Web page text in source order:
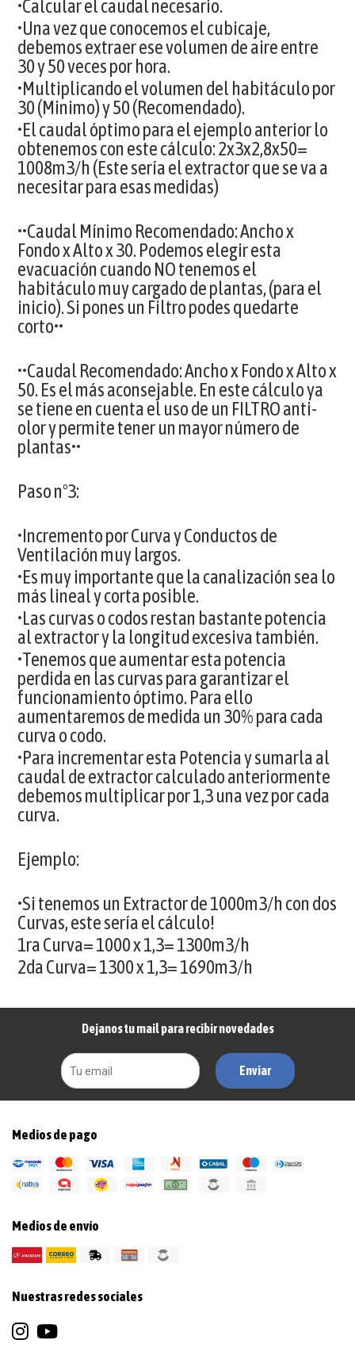
•Calcular el caudal necesario.
•Una vez que conocemos el cubicaje,
debemos extraer ese volumen de aire entre
30 y 50 veces por hora.
•Multiplicando el volumen del habitáculo por
30 (Minimo) y 50 (Recomendado).
•El caudal óptimo para el ejemplo anterior lo
obtenemos con este cálculo: 2x3x2,8x50=
1008m3/h (Este sería el extractor que se va a
necesitar para esas medidas)
••Caudal Mínimo Recomendado: Ancho x
Fondo x Alto x 30. Podemos elegir esta
evacuación cuando NO tenemos el
habitáculo muy cargado de plantas, (para el
inicio). Si pones un Filtro podes quedarte
corto••
••Caudal Recomendado: Ancho x Fondo x Alto x
50. Es el más aconsejable. En este cálculo ya
se tiene en cuenta el uso de un FILTRO anti-
olor y permite tener un mayor número de
plantas••
Paso nº3:
•Incremento por Curva y Conductos de
Ventilación muy largos.
•Es muy importante que la canalización sea lo
más lineal y corta posible.
•Las curvas o codos restan bastante potencia
al extractor y la longitud excesiva también.
•Tenemos que aumentar esta potencia
perdida en las curvas para garantizar el
funcionamiento óptimo. Para ello
aumentaremos de medida un 30% para cada
curva o codo.
•Para incrementar esta Potencia y sumarla al
caudal de extractor calculado anteriormente
debemos multiplicar por 1,3 una vez por cada
curva.
Ejemplo:
•Si tenemos un Extractor de 1000m3/h con dos
Curvas, este sería el cálculo!
1ra Curva= 1000 x 1,3= 1300m3/h
2da Curva= 1300 x 1,3= 1690m3/h
Dejanos tu mail para recibir novedades
Enviar
Medios de pago
Medios de envío
Nuestras redes sociales